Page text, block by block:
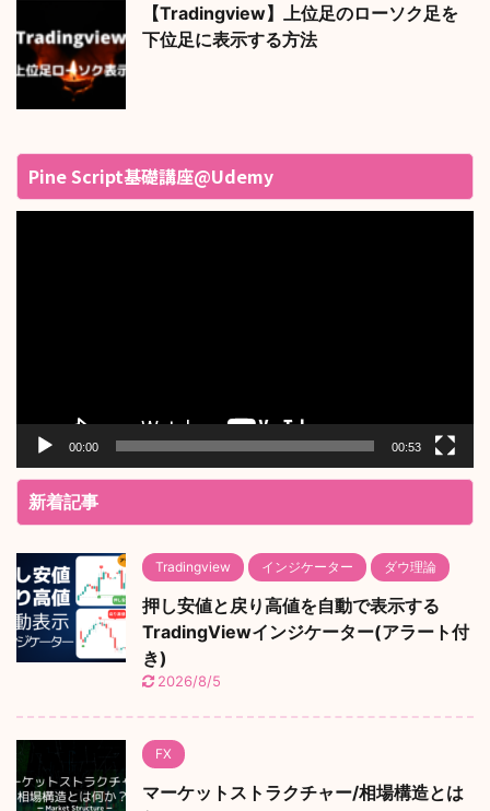
【Tradingview】上位足のローソク足を
下位足に表示する方法
Pine Script基礎講座@Udemy
00:00 00:53
新着記事
Tradingview インジケーター ダウ理論
押し安値と戻り高値を自動で表示する
TradingViewインジケーター(アラート付
き)
2026/8/5
FX
マーケットストラクチャー/相場構造とは